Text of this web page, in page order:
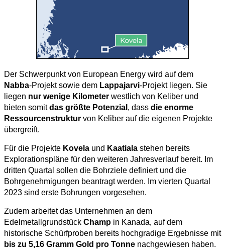
Der Schwerpunkt von European Energy wird auf dem
Nabba-Projekt sowie dem Lappajarvi-Projekt liegen. Sie
liegen nur wenige Kilometer westlich von Keliber und
bieten somitdas größte Potenzial , dass die enorme
Ressourcenstruktur von Keliber auf die eigenen Projekte
übergreift.
Für die Projekte Kovela und Kaatiala stehen bereits
Explorationspläne für den weiteren Jahresverlauf bereit. Im
dritten Quartal sollen die Bohrziele definiert und die
Bohrgenehmigungen beantragt werden. Im vierten Quartal
2023 sind erste Bohrungen vorgesehen.
Zudem arbeitet das Unternehmen an dem
Edelmetallgrundstück Champ in Kanada, auf dem
historische Schürfproben bereits hochgradige Ergebnisse mit
bis zu 5,16 Gramm Gold pro Tonne nachgewiesen haben.